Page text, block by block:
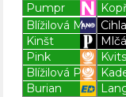
Pumpr
Blížilová M.
Cihla
Kinšt
Pink
Blížilová P.
Burian